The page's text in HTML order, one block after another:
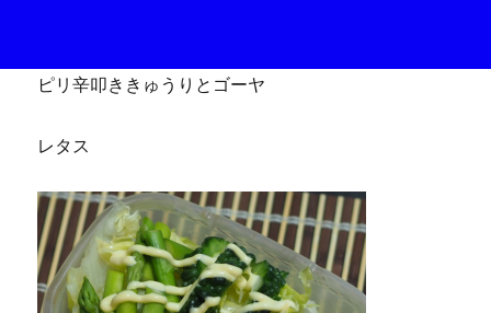
ピリ辛叩ききゅうりとゴーヤ
レタス